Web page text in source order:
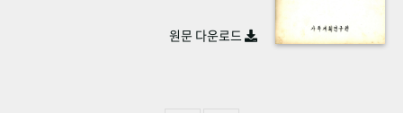
숫자로 보는 50년 50+1주년 광장
원문 다운로드